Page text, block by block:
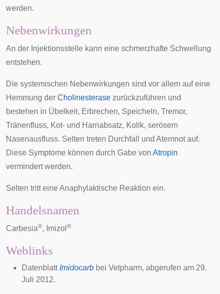
werden.
Nebenwirkungen
An der Injektionsstelle kann eine schmerzhafte Schwellung
entstehen.
Die systemischen Nebenwirkungen sind vor allem auf eine
Hemmung der Cholinesterase zurückzuführen und
bestehen in Übelkeit, Erbrechen, Speicheln, Tremor,
Tränenfluss, Kot- und Harnabsatz, Kolik, serösem
Nasenausfluss. Selten treten Durchfall und Atemnot auf.
Diese Symptome können durch Gabe von Atropin
vermindert werden.
Selten tritt eine Anaphylaktische Reaktion ein.
Handelsnamen
Carbesia®, Imizol ®
Weblinks
Datenblatt Imidocarb bei Vetpharm, abgerufen am 29.
Juli 2012.